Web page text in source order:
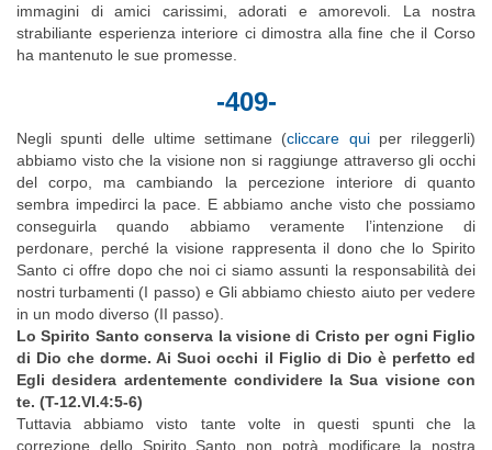
immagini di amici carissimi, adorati e amorevoli. La nostra
strabiliante esperienza interiore ci dimostra alla fine che il Corso
ha mantenuto le sue promesse.
-409-
Negli spunti delle ultime settimane (cliccare quiper rileggerli)
abbiamo visto che la visione non si raggiunge attraverso gli occhi
del corpo, ma cambiando la percezione interiore di quanto
sembra impedirci la pace. E abbiamo anche visto che possiamo
conseguirla quando abbiamo veramente l’intenzione di
perdonare, perché la visione rappresenta il dono che lo Spirito
Santo ci offre dopo che noi ci siamo assunti la responsabilità dei
nostri turbamenti (I passo) e Gli abbiamo chiesto aiuto per vedere
in un modo diverso (II passo).
Lo Spirito Santo conserva la visione di Cristo per ogni Figlio
di Dio che dorme. Ai Suoi occhi il Figlio di Dio è perfetto ed
Egli desidera ardentemente condividere la Sua visione con
te. (T-12.VI.4:5-6)
Tuttavia abbiamo visto tante volte in questi spunti che la
correzione dello Spirito Santo non potrà modificare la nostra